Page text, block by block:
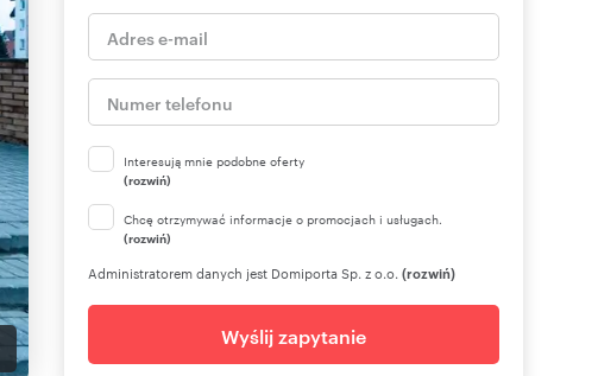
Interesują mnie podobne oferty
(rozwiń)
Chcę otrzymywać informacje o promocjach i usługach.
(rozwiń)
Administratorem danych jest Domiporta Sp. z o.o. (rozwiń)
Wyślij zapytanie